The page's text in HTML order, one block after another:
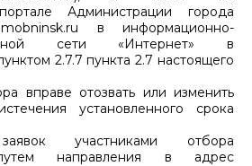
Администрации города
в информационно-
сети «Интернет» в
2.7.7 пункта 2.7 настоящего
вправе отозвать или изменить
установленного срока
участниками отбора
путем направления в адрес